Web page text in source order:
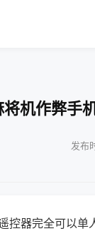
机作弊手
发布
控器完全可以